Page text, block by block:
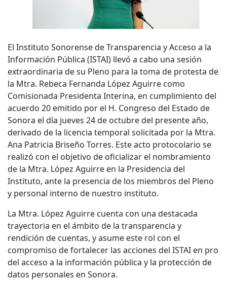
El Instituto Sonorense de Transparencia y Acceso a la
Información Pública (ISTAI) llevó a cabo una sesión
extraordinaria de su Pleno para la toma de protesta de
la Mtra. Rebeca Fernanda López Aguirre como
Comisionada Presidenta Interina, en cumplimiento del
acuerdo 20 emitido por el H. Congreso del Estado de
Sonora el día jueves 24 de octubre del presente año,
derivado de la licencia temporal solicitada por la Mtra.
Ana Patricia Briseño Torres. Este acto protocolario se
realizó con el objetivo de oficializar el nombramiento
de la Mtra. López Aguirre en la Presidencia del
Instituto, ante la presencia de los miembros del Pleno
y personal interno de nuestro instituto.
La Mtra. López Aguirre cuenta con una destacada
trayectoria en el ámbito de la transparencia y
rendición de cuentas, y asume este rol con el
compromiso de fortalecer las acciones del ISTAI en pro
del acceso a la información pública y la protección de
datos personales en Sonora.